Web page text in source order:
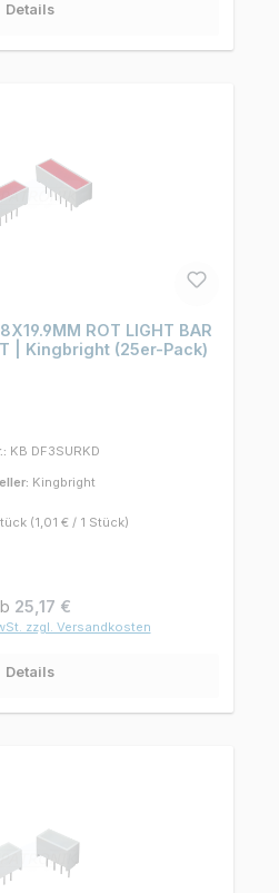
Details
ROT LIGHT BAR
| Kingbright (25er-Pack)
KB DF3SURKD
Kingbright
(1,01 € / 1 Stück)
Preis:
25,17 €
zzgl. Versandkosten
Details